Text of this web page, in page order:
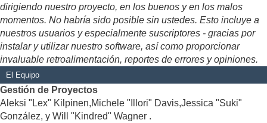
dirigiendo nuestro proyecto, en los buenos y en los malos
momentos. No habría sido posible sin ustedes. Esto incluye a
nuestros usuarios y especialmente suscriptores - gracias por
instalar y utilizar nuestro software, así como proporcionar
invaluable retroalimentación, reportes de errores y opiniones.
El Equipo
Gestión de Proyectos
Aleksi "Lex" Kilpinen,Michele "Illori" Davis,Jessica "Suki"
González, y Will "Kindred" Wagner .